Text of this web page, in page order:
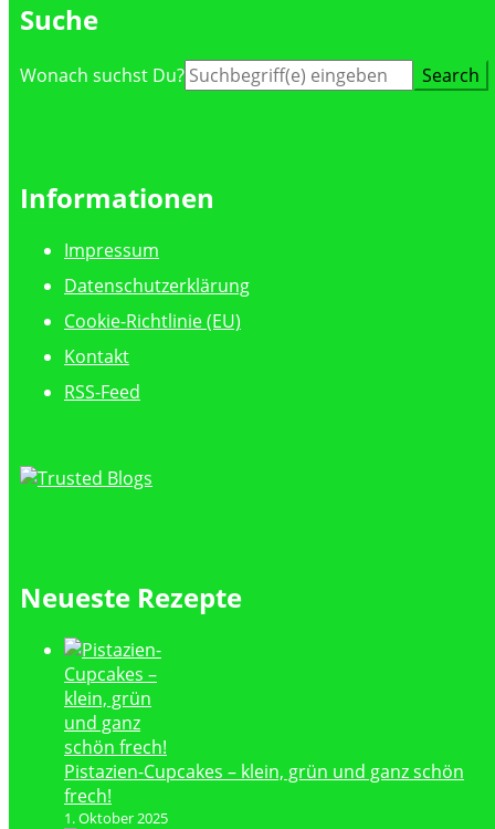
Suche
Suche
Wonach suchst Du?
Informationen
Impressum
Datenschutzerklärung
Cookie-Richtlinie (EU)
Kontakt
RSS-Feed
Neueste Rezepte
Pistazien-Cupcakes – klein, grün und ganz schön
frech!
1. Oktober 2025